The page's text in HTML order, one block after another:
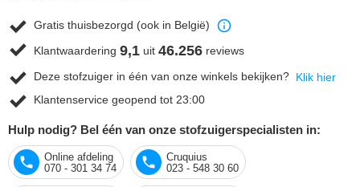
Gratis thuisbezorgd (ook in België)
Klantwaardering 9,1 uit 46.256 reviews
Deze stofzuiger in één van onze winkels bekijken? Klik hier
Klantenservice geopend tot 23:00
Hulp nodig? Bel één van onze stofzuigerspecialisten in:
Online afdeling
070 - 301 34 74
Cruquius
023 - 548 30 60